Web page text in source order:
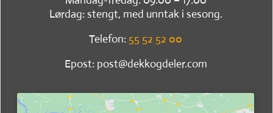
Lørdag: stengt, med unntak i sesong.
Telefon: 55 52 52 00
Epost: post@dekkogdeler.com